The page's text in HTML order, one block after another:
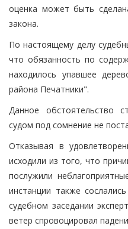
оценка может быть
закона.
По настоящему делу
что обязанность по
находилось упавшее
района Печатники".
Данное обстоятельство
судом под сомнение не
Отказывая в
исходили из того, что
послужили
инстанции также
судебном заседании
ветер спровоцировал